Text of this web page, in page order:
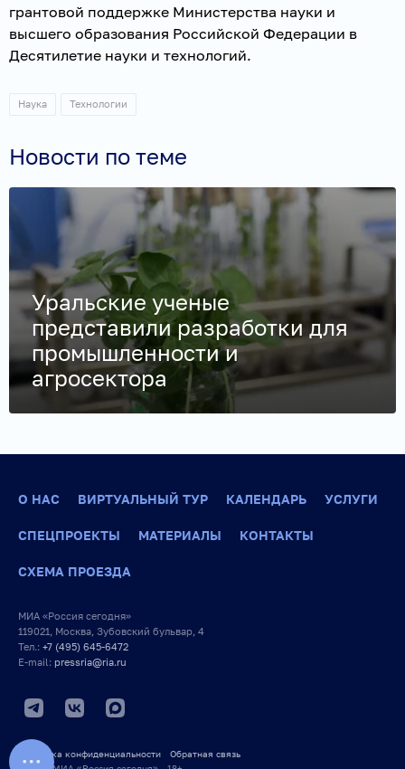
грантовой поддержке Министерства науки и
высшего образования Российской Федерации в
Десятилетие науки и технологий.
Наука Технологии
Новости по теме
Уральские ученые
представили разработки для
промышленности и
агросектора
О НАС ВИРТУАЛЬНЫЙ ТУР КАЛЕНДАРЬ УСЛУГИ
СПЕЦПРОЕКТЫ МАТЕРИАЛЫ КОНТАКТЫ
СХЕМА ПРОЕЗДА
МИА «Россия сегодня»
119021, Москва, Зубовский бульвар, 4
Тел.: +7 (495) 645-6472
E-mail: pressria@ria.ru
Политика конфиденциальности
Обратная связь